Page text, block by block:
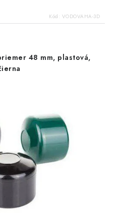
Kód: VODOVAHA-3D
48 mm, plastová,